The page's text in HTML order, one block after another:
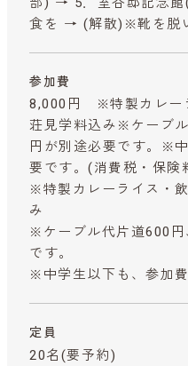
食を → (解散)※靴を脱
参加費
8,000円 ※特製カレー
荘見学料込み※ケーブ
円が別途必要です。※
要です。 (消費税・保険
※特製カレーライス・
み
※ケーブル代片道600
です。
※中学生以下も、参加費
定員
20名(要予約)